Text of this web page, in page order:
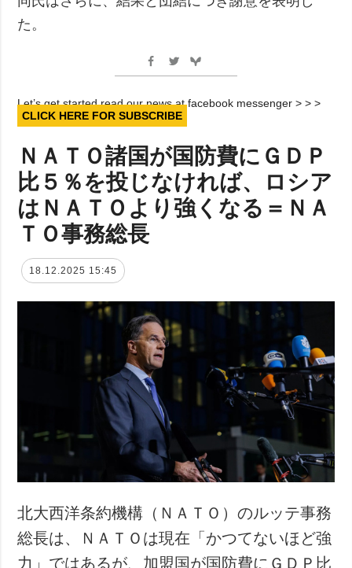
た。
Let’s get started read our news at facebook messenger > > >
CLICK HERE FOR SUBSCRIBE
ＮＡＴＯ諸国が国防費にＧＤＰ
比５％を投じなければ、ロシア
はＮＡＴＯより強くなる＝ＮＡ
ＴＯ事務総長
18.12.2025 15:45
北大西洋条約機構（ＮＡＴＯ）のルッテ事務
総長は、ＮＡＴＯは現在「かつてないほど強
力」ではあるが、加盟国が国防費にＧＤＰ比